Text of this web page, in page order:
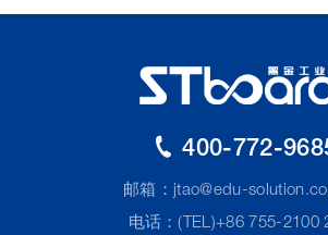
400-772-
邮箱： jtao@edu-
电话：(TEL)+86 755-2100